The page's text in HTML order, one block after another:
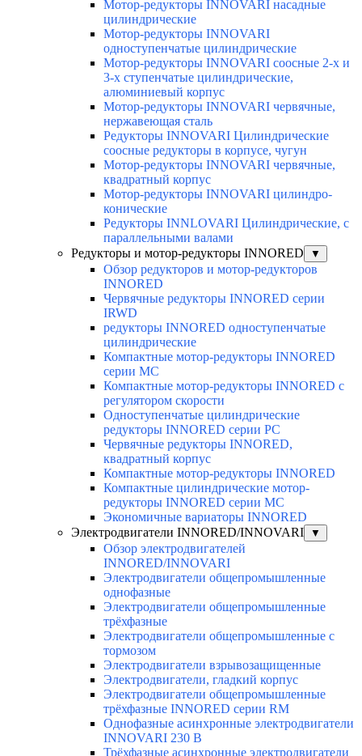
Мотор-редукторы INNOVARI насадные
цилиндрические
Мотор-редукторы INNOVARI
одноступенчатые цилиндрические
Мотор-редукторы INNOVARI соосные 2-х и
3-х ступенчатые цилиндрические,
алюминиевый корпус
Мотор-редукторы INNOVARI червячные,
нержавеющая сталь
Редукторы INNOVARI Цилиндрические
соосные редукторы в корпусе, чугун
Мотор-редукторы INNOVARI червячные,
квадратный корпус
Мотор-редукторы INNOVARI цилиндро-
конические
Редукторы INNLOVARI Цилиндрические, с
параллельными валами
Редукторы и мотор-редукторы INNORED
▼
Обзор редукторов и мотор-редукторов
INNORED
Червячные редукторы INNORED серии
IRWD
редукторы INNORED одноступенчатые
цилиндрические
Компактные мотор-редукторы INNORED
серии MC
Компактные мотор-редукторы INNORED с
регулятором скорости
Одноступенчатые цилиндрические
редукторы INNORED серии PC
Червячные редукторы INNORED,
квадратный корпус
Компактные мотор-редукторы INNORED
Компактные цилиндрические мотор-
редукторы INNORED серии MC
Экономичные вариаторы INNORED
Электродвигатели INNORED/INNOVARI
▼
Обзор электродвигателей
INNORED/INNOVARI
Электродвигатели общепромышленные
однофазные
Электродвигатели общепромышленные
трёхфазные
Электродвигатели общепромышленные с
тормозом
Электродвигатели взрывозащищенные
Электродвигатели, гладкий корпус
Электродвигатели общепромышленные
трёхфазные INNORED серии RM
Однофазные асинхронные электродвигатели
INNOVARI 230 В
Трёхфазные асинхронные электродвигатели